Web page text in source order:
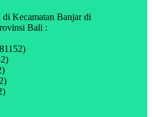
Kecamatan Banjar di
Bali :